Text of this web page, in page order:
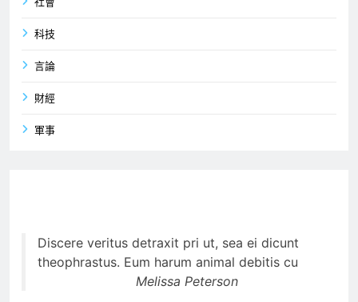
科技
言論
財經
軍事
Discere veritus detraxit pri ut, sea ei dicunt
theophrastus. Eum harum animal debitis cu
Melissa Peterson